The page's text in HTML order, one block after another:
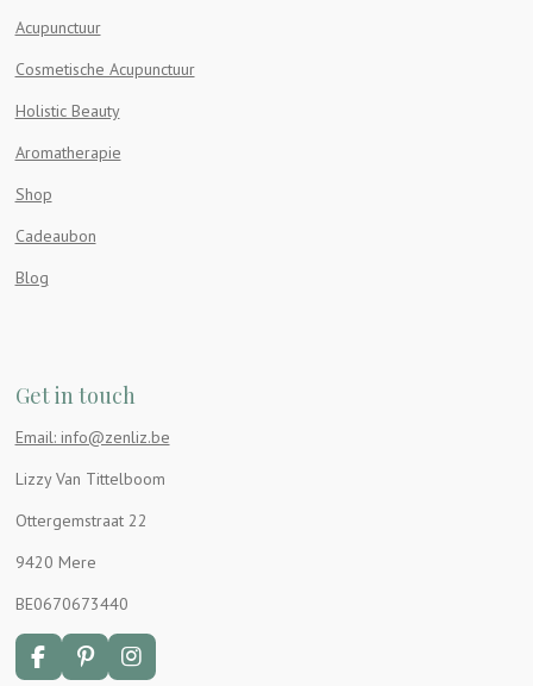
Acupunctuur
Cosmetische Acupunctuur
Holistic Beauty
Aromatherapie
Shop
Cadeaubon
Blog
Get in touch
Email: info@zenliz.be
Lizzy Van Tittelboom
Ottergemstraat 22
9420 Mere
BE0670673440
F
P
I